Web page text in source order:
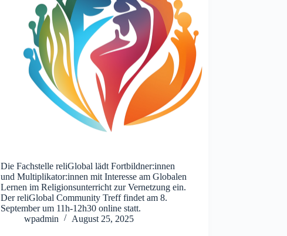
Die Fachstelle reliGlobal lädt Fortbildner:innen
und Multiplikator:innen mit Interesse am Globalen
Lernen im Religionsunterricht zur Vernetzung ein.
Der reliGlobal Community Treff findet am 8.
September um 11h-12h30 online statt.
wpadmin
August 25, 2025